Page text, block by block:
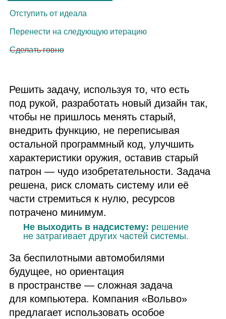
Отступить от идеала
Перенести на следующую итерацию
Сделать говно
Решить задачу, используя то, что есть
под рукой, разработать новый дизайн так,
чтобы не пришлось менять старый,
внедрить функцию, не переписывая
остальной программный код, улучшить
характеристики оружия, оставив старый
патрон — чудо изобретательности. Задача
решена, риск сломать систему или её
части стремиться к нулю, ресурсов
потрачено минимум.
Не выходить в надсистему: решение
не затрагивает других частей системы.
За беспилотными автомобилями
будущее, но ориентация
в пространстве — сложная задача
для компьютера. Компания «Вольво»
предлагает использовать особое